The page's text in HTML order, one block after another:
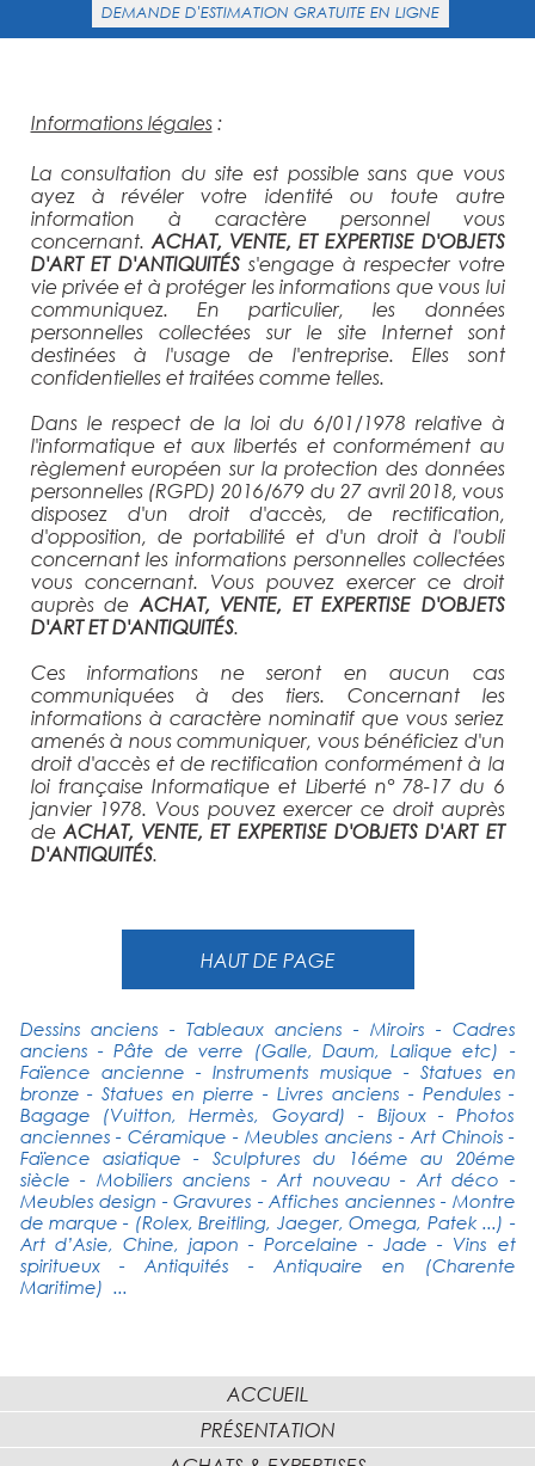
DEMANDE D'ESTIMATION GRATUITE EN LIGNE
Informations légales:
La consultation du site est possible sans que vous
ayez à révéler votre identité ou toute autre
information à caractère personnel vous
concernant. ACHAT, VENTE, ET EXPERTISE D'OBJETS
D'ART ET D'ANTIQUITÉS s'engage à respecter votre
vie privée et à protéger les informations que vous lui
communiquez. En particulier, les données
personnelles collectées sur le site Internet sont
destinées à l'usage de l'entreprise. Elles sont
confidentielles et traitées comme telles.
Dans le respect de la loi du 6/01/1978 relative à
l'informatique et aux libertés et conformément au
règlement européen sur la protection des données
personnelles (RGPD) 2016/679 du 27 avril 2018, vous
disposez d'un droit d'accès, de rectification,
d'opposition, de portabilité et d'un droit à l'oubli
concernant les informations personnelles collectées
vous concernant. Vous pouvez exercer ce droit
auprès de ACHAT, VENTE, ET EXPERTISE D'OBJETS
D'ART ET D'ANTIQUITÉS.
Ces informations ne seront en aucun cas
communiquées à des tiers. Concernant les
informations à caractère nominatif que vous seriez
amenés à nous communiquer, vous bénéficiez d'un
droit d'accès et de rectification conformément à la
loi française Informatique et Liberté n° 78-17 du 6
janvier 1978. Vous pouvez exercer ce droit auprès
de ACHAT, VENTE, ET EXPERTISE D'OBJETS D'ART ET
D'ANTIQUITÉS.
HAUT DE PAGE
Dessins anciens - Tableaux anciens - Miroirs - Cadres
anciens - Pâte de verre (Galle, Daum, Lalique etc) -
Faïence ancienne - Instruments musique - Statues en
bronze - Statues en pierre - Livres anciens - Pendules -
Bagage (Vuitton, Hermès, Goyard) - Bijoux - Photos
anciennes - Céramique - Meubles anciens - Art Chinois -
Faïence asiatique - Sculptures du 16éme au 20éme
siècle - Mobiliers anciens - Art nouveau - Art déco -
Meubles design - Gravures - Affiches anciennes - Montre
de marque - (Rolex, Breitling, Jaeger, Omega, Patek ...) -
Art d’Asie, Chine, japon - Porcelaine - Jade - Vins et
spiritueux - Antiquités - Antiquaire en (Charente
Maritime) ...
ACCUEIL
PRÉSENTATION